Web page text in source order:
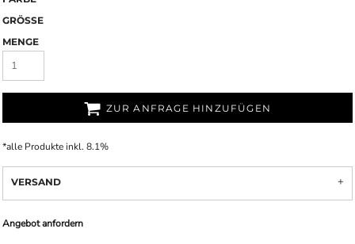
GRÖSSE
MENGE
ZUR ANFRAGE HINZUFÜGEN
*alle Produkte inkl. 8.1%
VERSAND
Angebot anfordern